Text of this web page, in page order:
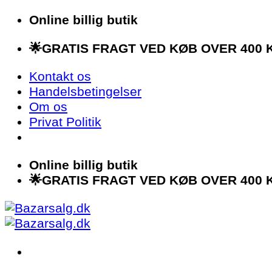
Fortsæt
indhold
Online billig butik
🌟GRATIS FRAGT VED KØB OVER 400
Kontakt os
Handelsbetingelser
Om os
Privat Politik
Online billig butik
🌟GRATIS FRAGT VED KØB OVER 400